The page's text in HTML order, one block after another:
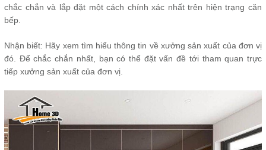
chắc chắn và lắp đặt một cách chính xác nhất trên hiện trạng căn
bếp.
Nhận biết: Hãy xem tìm hiểu thông tin về xưởng sản xuất của đơn vị
đó. Để chắc chắn nhất, bạn có thể đặt vấn đề tới tham quan trực
tiếp xưởng sản xuất của đơn vị.